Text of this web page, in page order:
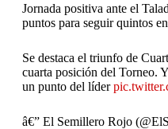
Jornada positiva ante el
puntos para seguir quintos
Se destaca el triunfo de
cuarta posición del Torneo.
un punto del líder
â€” El Semillero Rojo